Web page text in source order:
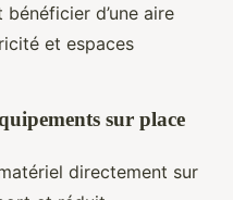
d’une aire
et espaces
sur place
directement sur